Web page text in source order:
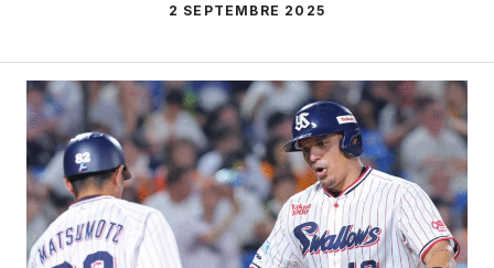
2 SEPTEMBRE 2025